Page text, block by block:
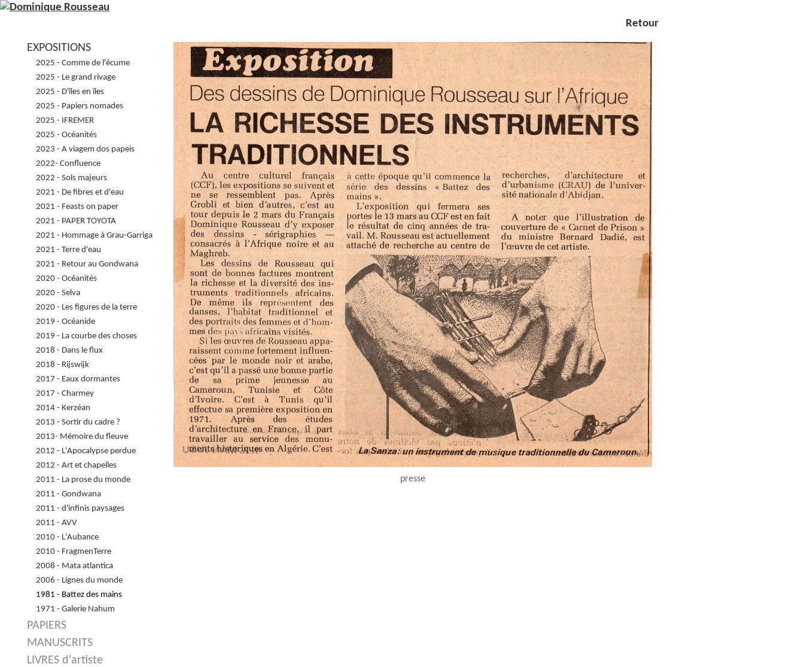
EXPOSITIONS
2025 - Comme de l'écume
2025 - Le grand rivage
2025 - D'îles en îles
2025 - Papiers nomades
2025 - IFREMER
2025 - Océanités
2023 - A viagem dos papeis
2022- Confluence
2022 - Sols majeurs
2021 - De fibres et d'eau
2021 - Feasts on paper
2021 - PAPER TOYOTA
2021 - Hommage à Grau-Garriga
2021 - Terre d'eau
2021 - Retour au Gondwana
2020 - Océanités
2020 - Selva
2020 - Les figures de la terre
2019 - Océanide
2019 - La courbe des choses
2018 - Dans le flux
2018 - Rijswijk
2017 - Eaux dormantes
2017 - Charmey
2014 - Kerzéan
2013 - Sortir du cadre ?
2013- Mémoire du fleuve
2012 - L'Apocalypse perdue
2012 - Art et chapelles
2011 - La prose du monde
2011 - Gondwana
2011 - d'infinis paysages
2011 - AVV
2010 - L'Aubance
2010 - FragmenTerre
2008 - Mata atlantica
2006 - Lignes du monde
1981 - Battez des mains
1971 - Galerie Nahum
PAPIERS
MANUSCRITS
LIVRES d'artiste
Retour
presse